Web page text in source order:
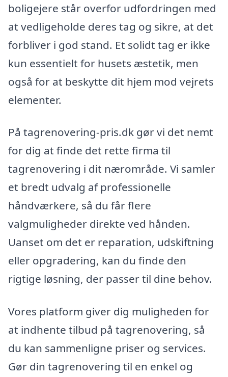
boligejere står overfor udfordringen med
at vedligeholde deres tag og sikre, at det
forbliver i god stand. Et solidt tag er ikke
kun essentielt for husets æstetik, men
også for at beskytte dit hjem mod vejrets
elementer.
På tagrenovering-pris.dk gør vi det nemt
for dig at finde det rette firma til
tagrenovering i dit nærområde. Vi samler
et bredt udvalg af professionelle
håndværkere, så du får flere
valgmuligheder direkte ved hånden.
Uanset om det er reparation, udskiftning
eller opgradering, kan du finde den
rigtige løsning, der passer til dine behov.
Vores platform giver dig muligheden for
at indhente tilbud på tagrenovering, så
du kan sammenligne priser og services.
Gør din tagrenovering til en enkel og